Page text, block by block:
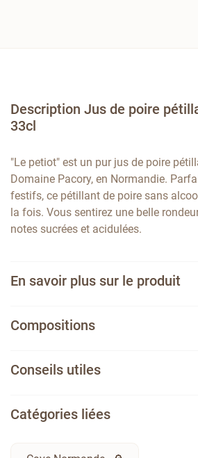
Description Jus de poire
33cl
"Le petiot" est un pur jus de poire
Domaine Pacory, en Normandie.
festifs, ce pétillant de poire sans
la fois. Vous sentirez une belle
notes sucrées et acidulées.
En savoir plus sur le produit
Compositions
Conseils utiles
Catégories liées